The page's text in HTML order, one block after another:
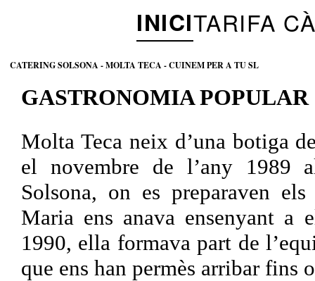
INICITARIFA
CATERING SOLSONA - MOLTA TECA - CUINEM PER A TU SL
GASTRONOMIA
Molta Teca neix d’una botiga
el novembre de l’any 1989
Solsona, on es preparaven
Maria ens anava ensenyant a
1990, ella formava part de
que ens han permès arribar fins